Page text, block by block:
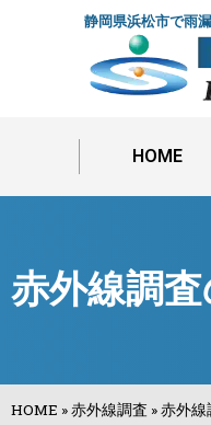
静岡県浜松市で雨
HOME
赤外線調
HOME »赤外線調査 »赤外線